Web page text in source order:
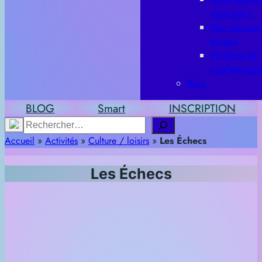
s’inscrire ?
Plan
bureau
Politique de
Blog
BLOG Smart INSCRIPTION
Rechercher
Accueil » Activités » Culture / loisirs » Les Échecs
Les Échecs